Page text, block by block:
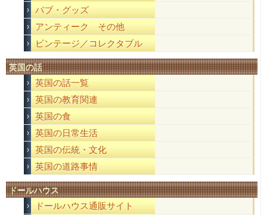
パブ・グッズ
アンティーク その他
ビンテージ／コレクタブル
英国の話
英国の話一覧
英国の教育関連
英国の食
英国の日常生活
英国の伝統・文化
英国の道路事情
ドールハウス
ドールハウス通販サイト